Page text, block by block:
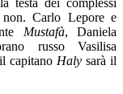
Carlo Lepore e
Mustafà, Daniela
russo Vasilisa
capitano Haly sarà il